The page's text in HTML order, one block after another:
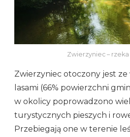
Zwierzyniec –
Zwierzyniec otoczony jest
lasami (66% powierzchni
w okolicy poprowadzono
turystycznych pieszych i
Przebiegają one w terenie